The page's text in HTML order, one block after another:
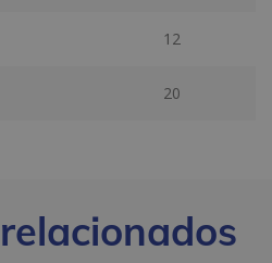
12
20